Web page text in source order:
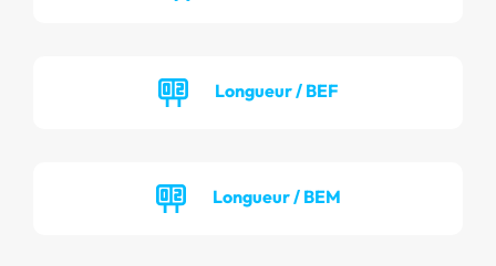
Longueur / BEF
Longueur / BEM